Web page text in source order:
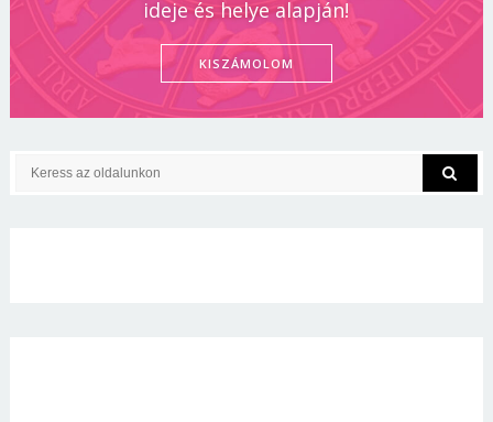
ideje és helye alapján!
KISZÁMOLOM